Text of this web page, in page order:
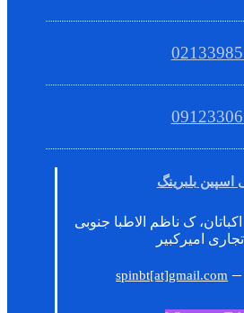
اسپین بلبرینگ
ک ناظم الاطبا جنوبی
امیرکبیر
spinbt[at]gmail.com